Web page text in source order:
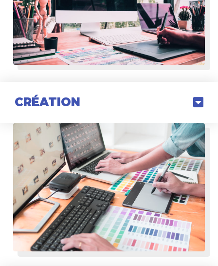
CRÉATION